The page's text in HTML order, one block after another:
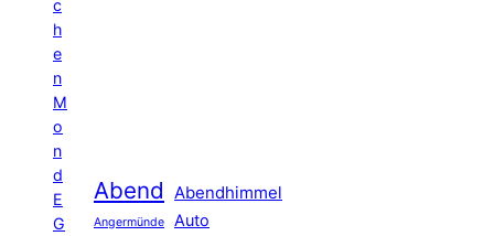
c
h
e
n
M
o
n
d
E
G
Abend Abendhimmel
Angermünde Auto